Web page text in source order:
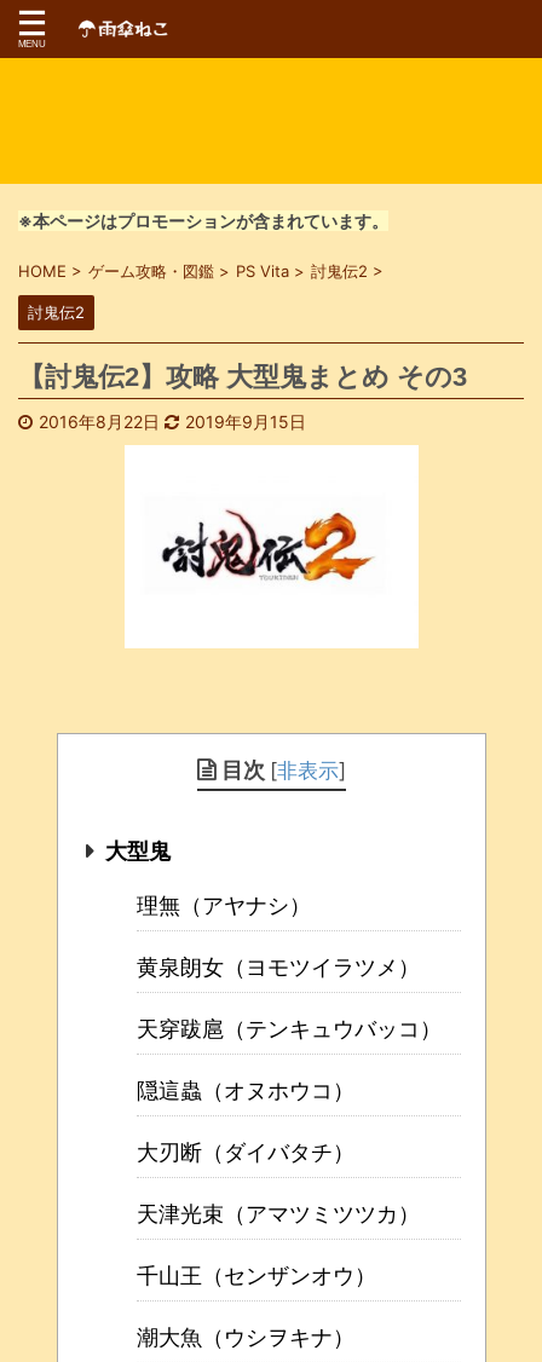
※本ページはプロモーションが含まれています。
HOME > ゲーム攻略・図鑑 > PS Vita > 討鬼伝2 >
討鬼伝2
【討鬼伝2】攻略 大型鬼まとめ その3
2016年8月22日 2019年9月15日
目次 [非表示]
大型鬼
理無（アヤナシ）
黄泉朗女（ヨモツイラツメ）
天穿跋扈（テンキュウバッコ）
隠這蟲（オヌホウコ）
大刃断（ダイバタチ）
天津光束（アマツミツツカ）
千山王（センザンオウ）
潮大魚（ウシヲキナ）